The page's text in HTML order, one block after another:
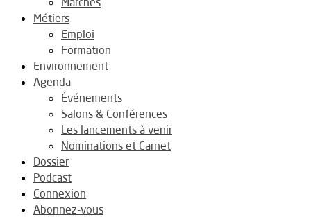
Métiers
Emploi
Formation
Environnement
Agenda
Événements
Salons & Conférences
Les lancements à venir
Nominations et Carnet
Dossier
Podcast
Connexion
Abonnez-vous